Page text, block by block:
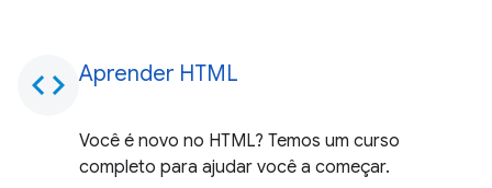
code Aprender HTML
Você é novo no HTML? Temos um curso
completo para ajudar você a começar.